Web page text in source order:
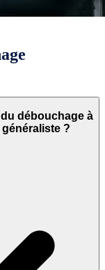
débouchage à
?